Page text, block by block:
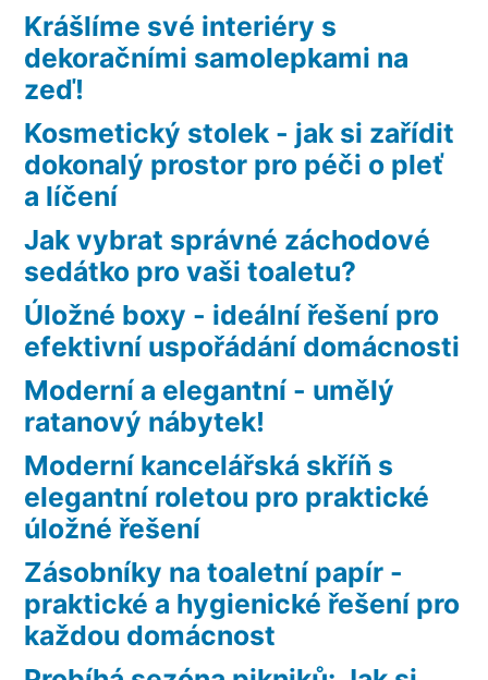
Krášlíme své interiéry s
dekoračními samolepkami na
zeď!
Kosmetický stolek - jak si zařídit
dokonalý prostor pro péči o pleť
a líčení
Jak vybrat správné záchodové
sedátko pro vaši toaletu?
Úložné boxy - ideální řešení pro
efektivní uspořádání domácnosti
Moderní a elegantní - umělý
ratanový nábytek!
Moderní kancelářská skříň s
elegantní roletou pro praktické
úložné řešení
Zásobníky na toaletní papír -
praktické a hygienické řešení pro
každou domácnost